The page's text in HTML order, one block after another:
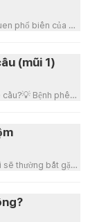
phổ biến của bố
(mũi 1)
Bệnh phế
sẽ thường bắt gặp